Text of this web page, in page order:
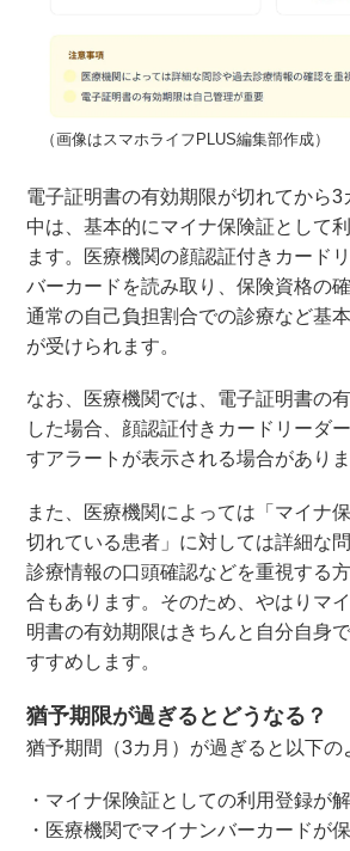
（画像はスマホライフPLUS編集部作成）
電子証明書の有効期限が切れてから3
中は、基本的にマイナ保険証として
ます。医療機関の顔認証付きカード
バーカードを読み取り、保険資格の
通常の自己負担割合での診療など基
が受けられます。
なお、医療機関では、電子証明書の
した場合、顔認証付きカードリーダ
すアラートが表示される場合がありま
また、医療機関によっては「マイナ
切れている患者」に対しては詳細な
診療情報の口頭確認などを重視する
合もあります。そのため、やはりマ
明書の有効期限はきちんと自分自身
すすめします。
猶予期限が過ぎるとどうなる？
猶予期間（3カ月）が過ぎると以下の
・マイナ保険証としての利用登録が
・医療機関でマイナンバーカードが